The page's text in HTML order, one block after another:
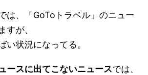
は、「GoToトラベル」のニュー
すが、
い状況になってる。
ースに出てこないニュースでは、